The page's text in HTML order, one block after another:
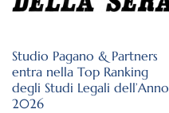
Studio Pagano & Partners
entra nella Top Ranking
degli Studi Legali dell’Anno
2026